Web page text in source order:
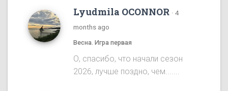
Lyudmila OCONNOR · 4
months ago
Весна. Игра первая
О, спасибо, что начали сезон
2026, лучше поздно, чем.......